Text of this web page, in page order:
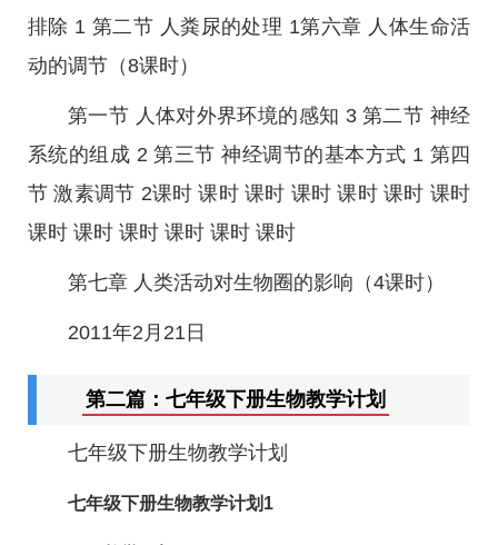
排除 1 第二节 人粪尿的处理 1第六章 人体生命活
动的调节（8课时）
第一节 人体对外界环境的感知 3 第二节 神经
系统的组成 2 第三节 神经调节的基本方式 1 第四
节 激素调节 2课时 课时 课时 课时 课时 课时 课时
课时 课时 课时 课时 课时 课时
第七章 人类活动对生物圈的影响（4课时）
2011年2月21日
第二篇：七年级下册生物教学计划
七年级下册生物教学计划
七年级下册生物教学计划1